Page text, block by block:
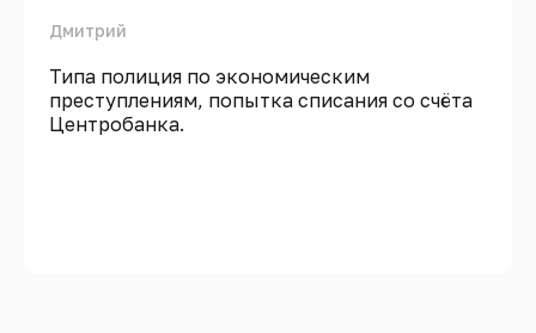
Дмитрий
Типа полиция по экономическим
преступлениям, попытка списания со счёта
Центробанка.